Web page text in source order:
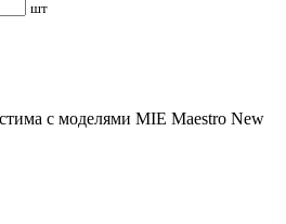
шт
с моделями MIE Maestro New